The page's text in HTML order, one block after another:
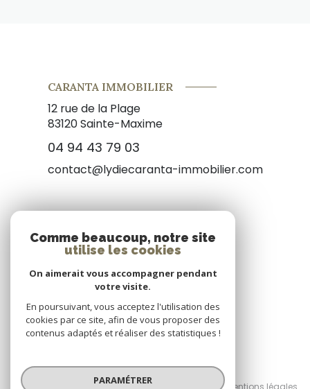
CARANTA IMMOBILIER
12 rue de la Plage
83120Sainte-Maxime
04 94 43 79 03
contact@lydiecaranta-immobilier.com
Nous suivre
© 2026 | Tous droits réservés
Nos honoraires
Nos partenaires Mentions légales
Comme beaucoup, notre site
utilise les cookies
On aimerait vous accompagner pendant
votre visite.
En poursuivant, vous acceptez l'utilisation des
cookies par ce site, afin de vous proposer des
contenus adaptés et réaliser des statistiques !
PARAMÉTRER